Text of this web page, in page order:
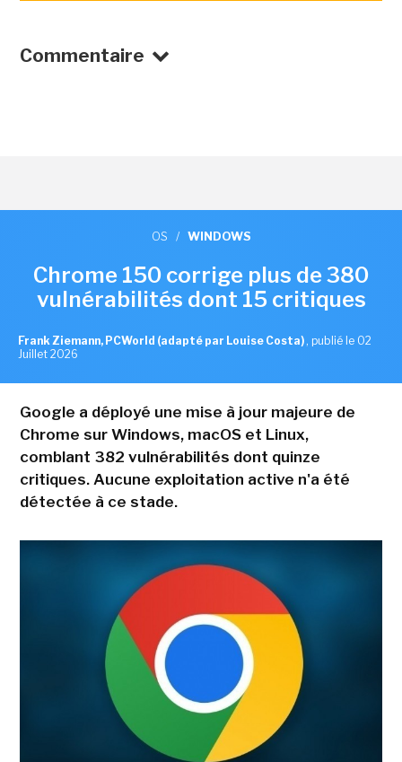
Commentaire
OS / WINDOWS
Chrome 150 corrige plus de 380
vulnérabilités dont 15 critiques
Frank Ziemann, PCWorld (adapté par Louise Costa) , publié le 02
Juillet 2026
Google a déployé une mise à jour majeure de
Chrome sur Windows, macOS et Linux,
comblant 382 vulnérabilités dont quinze
critiques. Aucune exploitation active n'a été
détectée à ce stade.